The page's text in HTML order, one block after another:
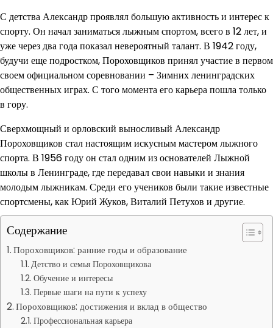
С детства Александр проявлял большую активность и интерес к
спорту. Он начал заниматься лыжным спортом, всего в 12 лет, и
уже через два года показал невероятный талант. В 1942 году,
будучи еще подростком, Пороховщиков принял участие в первом
своем официальном соревновании – Зимних ленинградских
общественных играх. С того момента его карьера пошла только
в гору.
Сверхмощный и орловский выносливый Александр
Пороховщиков стал настоящим искусным мастером лыжного
спорта. В 1956 году он стал одним из основателей Лыжной
школы в Ленинграде, где передавал свои навыки и знания
молодым лыжникам. Среди его учеников были такие известные
спортсмены, как Юрий Жуков, Виталий Петухов и другие.
Содержание
Пороховщиков: ранние годы и образование
Детство и семья Пороховщикова
Обучение и интересы
Первые шаги на пути к успеху
Пороховщиков: достижения и вклад в общество
Профессиональная карьера